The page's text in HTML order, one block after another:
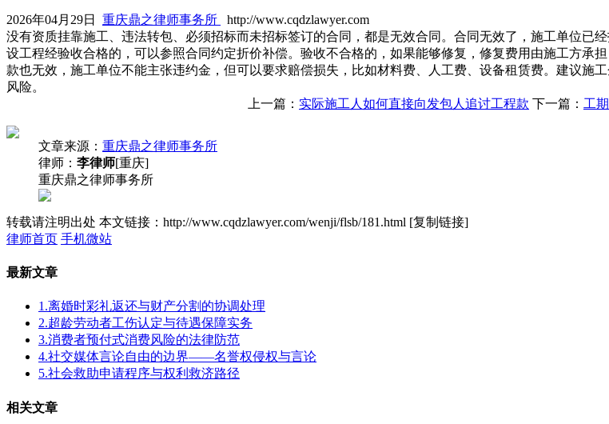
2026年04月29日 重庆鼎之律师事务所
http://www.cqdzlawyer.com
没有资质挂靠施工、违法转包、必须招标而未招标签订的合同，都是无效合同。合同无效了，施工单位已
设工程经验收合格的，可以参照合同约定折价补偿。验收不合格的，如果能够修复，修复费用由施工方承
款也无效，施工单位不能主张违约金，但可以要求赔偿损失，比如材料费、人工费、设备租赁费。建议施
风险。
上一篇： 实际施工人如何直接向发包人追讨工程款 下一篇： 工
文章来源： 重庆鼎之律师事务所
律师： 李律师[重庆]
重庆鼎之律师事务所
转载请注明出处 本文链接：http://www.cqdzlawyer.com/wenji/flsb/181.html [复制链接]
律师首页 手机微站
最新文章
1.离婚时彩礼返还与财产分割的协调处理
2.超龄劳动者工伤认定与待遇保障实务
3.消费者预付式消费风险的法律防范
4.社交媒体言论自由的边界——名誉权侵权与言论
5.社会救助申请程序与权利救济路径
相关文章